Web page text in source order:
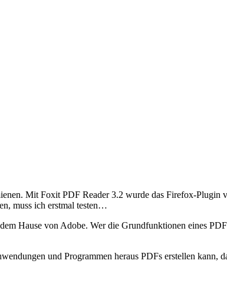
Mit Foxit PDF Reader 3.2 wurde das Firefox-Plugin
muss ich erstmal testen…
Hause von Adobe. Wer die Grundfunktionen eines
und Programmen heraus PDFs erstellen kann,